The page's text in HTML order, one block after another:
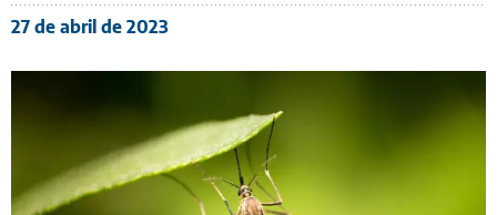
27 de abril de 2023